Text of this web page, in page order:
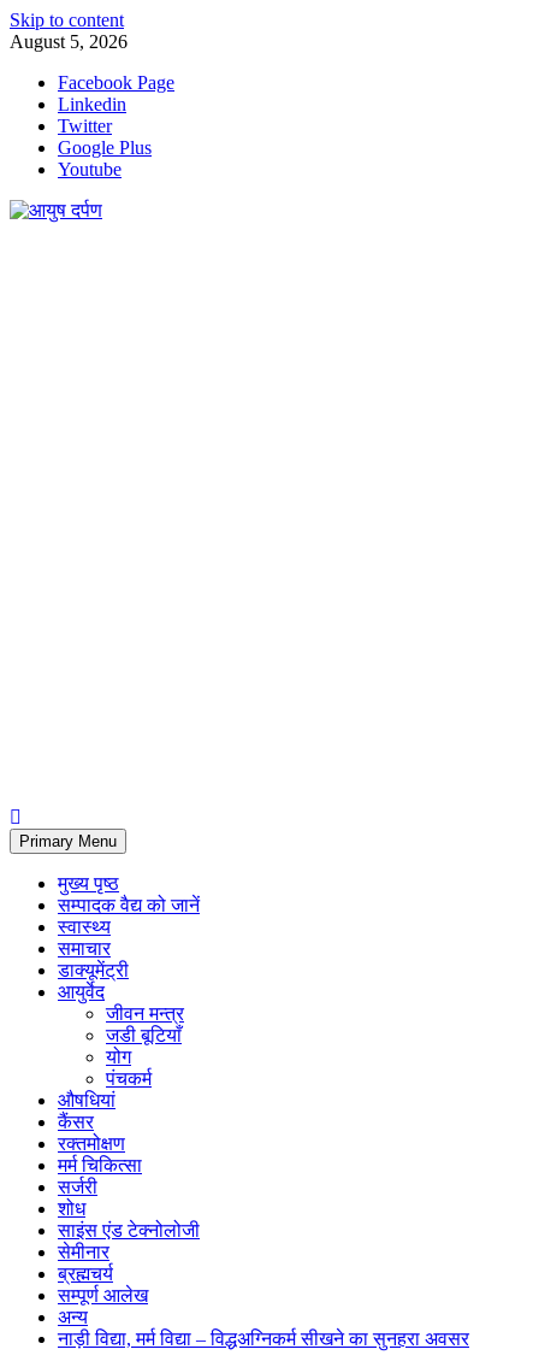
Skip to content
August 5, 2026
Facebook Page
Linkedin
Twitter
Google Plus
Youtube
Primary Menu
मुख्य पृष्ठ
सम्पादक वैद्य को जानें
स्वास्थ्य
समाचार
डाक्यूमेंट्री
आयुर्वेद
जीवन मन्त्र
जडी बूटियाँ
योग
पंचकर्म
औषधियां
कैंसर
रक्तमोक्षण
मर्म चिकित्सा
सर्जरी
शोध
साइंस एंड टेक्नोलोजी
सेमीनार
ब्रह्मचर्य
सम्पूर्ण आलेख
अन्य
नाड़ी विद्या, मर्म विद्या – विद्धअग्निकर्म सीखने का सुनहरा अवसर